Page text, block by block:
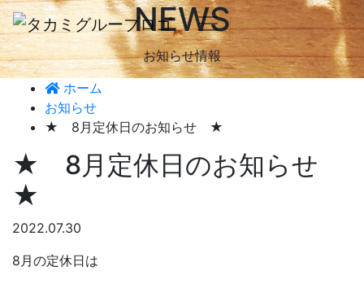
NEWS
お知らせ情報
ホーム
お知らせ
★ 8月定休日のお知らせ ★
★ 8月定休日のお知らせ
★
2022.07.30
8月の定休日は